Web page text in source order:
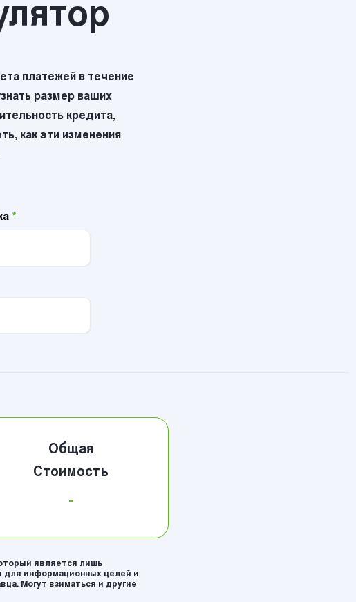
платежей в течение
размер ваших
кредита,
как эти изменения
*
Общая
Стоимость
-
является лишь
для информационных целей и
Могут взиматься и другие